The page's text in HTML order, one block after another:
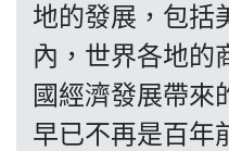
關於我們
地的發展，包括
內，世界各地的
國經濟發展帶來
早已不再是百年